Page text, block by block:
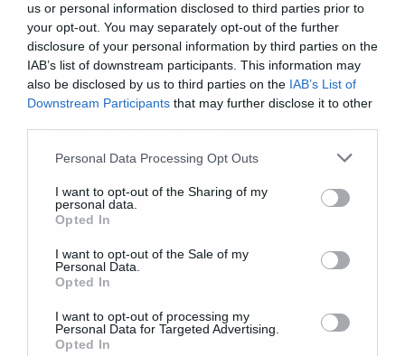
us or personal information disclosed to third parties prior to
your opt-out. You may separately opt-out of the further
disclosure of your personal information by third parties on the
IAB’s list of downstream participants. This information may
also be disclosed by us to third parties on the IAB’s List of
Downstream Participants that may further disclose it to other
Personal Data Processing Opt Outs
I want to opt-out of the Sharing of my
personal data.
Opted In
I want to opt-out of the Sale of my
Personal Data.
Opted In
I want to opt-out of processing my
Personal Data for Targeted Advertising.
Opted In
παραγόντων του οργανισμού με τοπικούς
παράγοντες
Επιστροφή ενοικίου: Ποιοι οι δικαιούχοι, η
Τραμπ: “Απάτη” τα δημοσιεύματα για σχέδιο 30
δισ. για τα πυρηνικά του Ιράν
Ακολουθήστε το Powergame.gr στο
Google
Newsγια άμεση και έγκυρη οικονομική
Εγγραφή στο
newsletter
Αποδέχομαι τους